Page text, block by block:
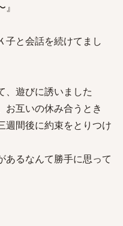
子と会話を続けてまし
、遊びに誘いました
お互いの休み合うとき
週間後に約束をとりつけ
あるなんて勝手に思って